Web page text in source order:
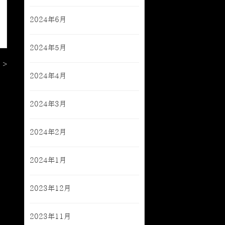
>
2024年6月
2024年5月
2024年4月
2024年3月
2024年2月
2024年1月
2023年12月
2023年11月